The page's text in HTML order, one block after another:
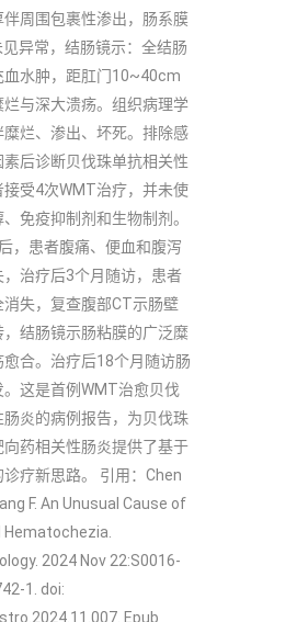
周围包裹性渗出，肠系膜
见异常，结肠镜示：全结肠
血水肿，距肛门10~40cm
烂与深大溃疡。组织病理学
糜烂、渗出、坏死。排除感
后诊断贝伐珠单抗相关性
受4次WMT治疗，并未使
免疫抑制剂和生物制剂。
，患者腹痛、便血和腹泻
治疗后3个月随访，患者
消失，复查腹部CT示肠壁
结肠镜示肠粘膜的广泛糜
合。治疗后18个月随访肠
这是首例WMT治愈贝伐
炎的病例报告，为贝伐珠
药相关性肠炎提供了基于
疗新思路。 引用：Chen
F. An Unusual Cause of
Hematochezia.
2024 Nov 22:S0016-
1. doi:
Epub